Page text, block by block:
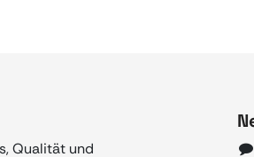
Qualität und